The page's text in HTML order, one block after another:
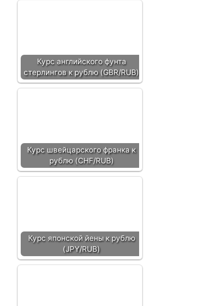
Курс английского фунта
стерлингов к рублю (GBR/RUB)
Курс швейцарского франка к
рублю (CHF/RUB)
Курс японской йены к рублю
(JPY/RUB)